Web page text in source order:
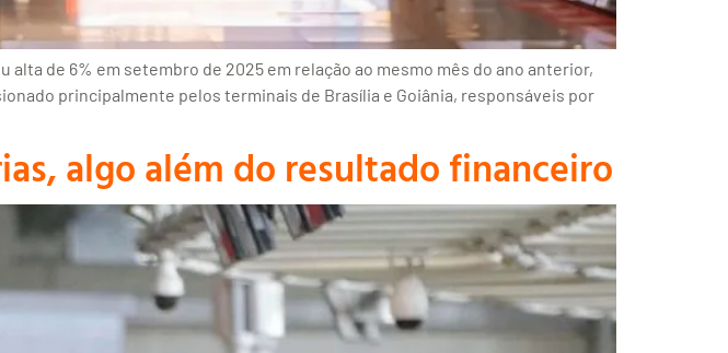
de 6% em setembro de 2025 em relação ao mesmo mês do ano anterior,
principalmente pelos terminais de Brasília e Goiânia, responsáveis por
algo além do resultado financeiro